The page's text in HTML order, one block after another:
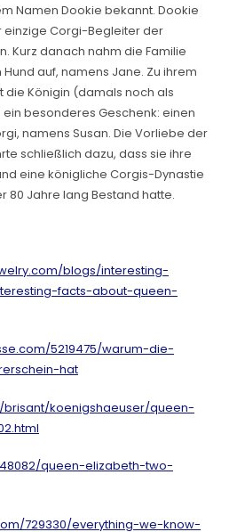
Namen Dookie bekannt. Dookie
einzige Corgi-Begleiter der
Kurz danach nahm die Familie
auf, namens Jane. Zu ihrem
die Königin (damals noch als
ein besonderes Geschenk: einen
namens Susan. Die Vorliebe der
schließlich dazu, dass sie ihre
eine königliche Corgis-Dynastie
80 Jahre lang Bestand hatte.
blogs/interesting-
facts-about-queen-
5219475/warum-die-
hat
koenigshaeuser/queen-
queen-elizabeth-two-
729330/everything-we-know-